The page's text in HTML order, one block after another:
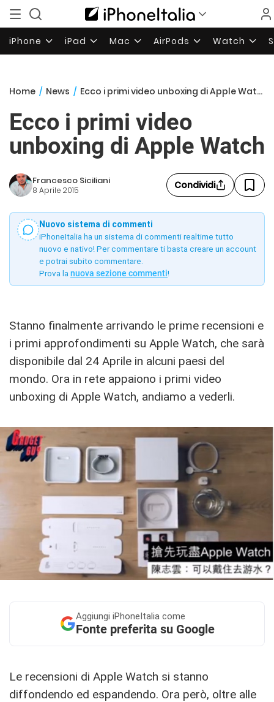
iPhone iPad Mac AirPods Watch
Home / News / Ecco i primi video unboxing di Apple Watch
Ecco i primi video
unboxing di Apple Watch
Francesco Siciliani
8 Aprile 2015 Condividi
Nuovo sistema di commenti
iPhoneItalia ha un sistema di commenti realtime tutto
nuovo e nativo! Per commentare ti basta creare un account
e potrai subito commentare.
Prova la nuova sezione commenti!
Stanno finalmente arrivando le prime recensioni e
i primi approfondimenti su Apple Watch, che sarà
disponibile dal 24 Aprile in alcuni paesi del
mondo. Ora in rete appaiono i primi video
unboxing di Apple Watch, andiamo a vederli.
Aggiungi iPhoneItalia come
Fonte preferita su Google
Le recensioni di Apple Watch si stanno
diffondendo ed espandendo. Ora però, oltre alle